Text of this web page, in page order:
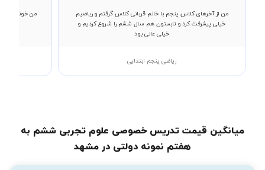
من از آخرهای کلاس پنجم با خانم قربانی کلاس گرفتم و ریاضیم
خیلی پیشرفت کرد و تابستون هم سال ششم را شروع کردیم و
خیلی عالی بود
ریاضی پنجم ابتدایی
من خوندن و
میانگین قیمت تدریس خصوصی علوم تجربی ششم به
هفتم نمونه دولتی در مشهد